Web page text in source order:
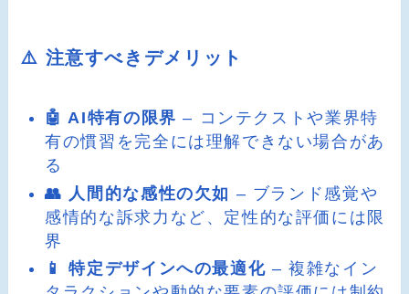
⚠️ 注意すべきデメリット
🤖 AI特有の限界 – コンテクストや業界特
有の慣習を完全には理解できない場合があ
る
👥 人間的な感性の欠如 – ブランド感覚や
感情的な訴求力など、定性的な評価には限
界
📱 特定デザインへの最適化 – 複雑なイン